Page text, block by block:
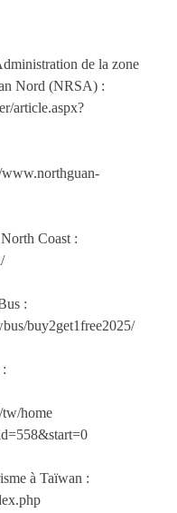
de la zone
Nord (NRSA) :
article.aspx?
Coast :
:
buy2get1free2025/
home
à Taïwan :